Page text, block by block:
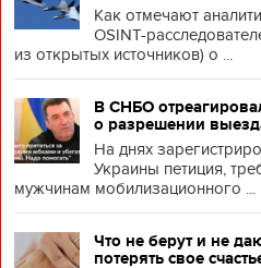
Как отмечают
OSINT-
из открытых источников) о ...
В СНБО
о разрешении
На днях
Украины петиция,
мужчинам мобилизационного ...
Что не берут и не
потерять свое